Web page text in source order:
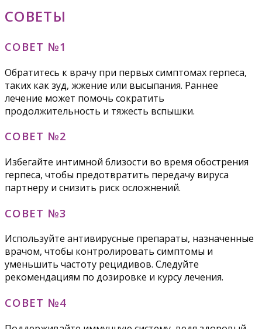
СОВЕТЫ
СОВЕТ №1
Обратитесь к врачу при первых симптомах герпеса,
таких как зуд, жжение или высыпания. Раннее
лечение может помочь сократить
продолжительность и тяжесть вспышки.
СОВЕТ №2
Избегайте интимной близости во время обострения
герпеса, чтобы предотвратить передачу вируса
партнеру и снизить риск осложнений.
СОВЕТ №3
Используйте антивирусные препараты, назначенные
врачом, чтобы контролировать симптомы и
уменьшить частоту рецидивов. Следуйте
рекомендациям по дозировке и курсу лечения.
СОВЕТ №4